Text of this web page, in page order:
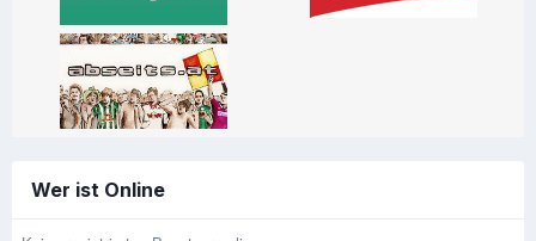
Wer ist Online